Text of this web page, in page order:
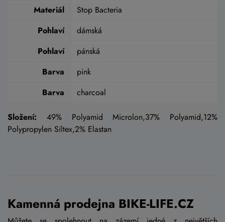
Materiál
Stop Bacteria
Pohlaví
dámská
Pohlaví
pánská
Barva
pink
Barva
charcoal
Složení: 49% Polyamid Microlon,37% Polyamid,12%
Polypropylen Siltex,2% Elastan
Kamenná prodejna BIKE-LIFE.CZ